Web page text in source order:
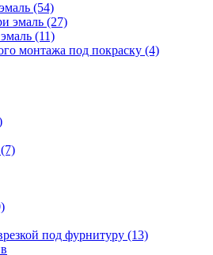
(54)
эмаль (27)
(11)
монтажа под покраску (4)
под фурнитуру (13)